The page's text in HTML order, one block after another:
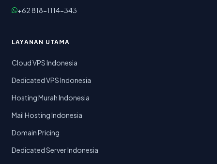
+62 818-1114-343
LAYANAN UTAMA
Cloud VPS Indonesia
Dedicated VPS Indonesia
Hosting Murah Indonesia
Mail Hosting Indonesia
Domain Pricing
Dedicated Server Indonesia